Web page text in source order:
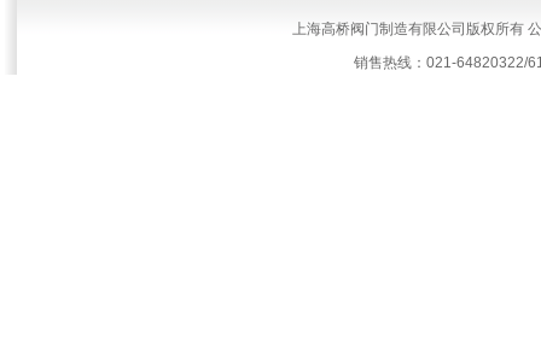
上海高桥阀门制造有限公司版权所有
销售热线：021-64820322/